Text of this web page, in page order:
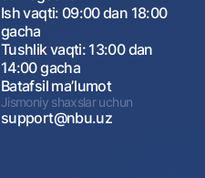
Ish vaqti: 09:00 dan 18:00
gacha
Tushlik vaqti: 13:00 dan
14:00 gacha
Batafsil maʼlumot
Jismoniy shaxslar uchun
support@nbu.uz